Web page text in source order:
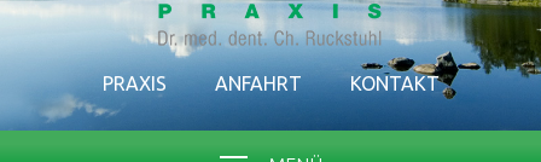
PRAXIS ANFAHRT KONTAKT